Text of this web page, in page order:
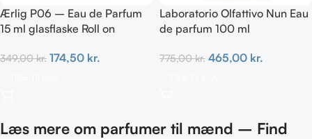
Ærlig P06 – Eau de Parfum
15 ml glasflaske Roll on
349,00kr. 174,50 kr.
Laboratorio Olfattivo Nun Eau
de parfum 100 ml
775,00kr. 465,00 kr.
Læs mere om parfumer til mænd – Find